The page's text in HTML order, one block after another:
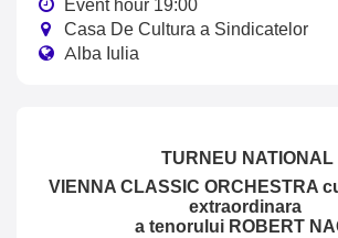
TURNEU NATIONAL
VIENNA CLASSIC ORCHESTRA
extraordinara
a tenorului ROBERT
Casa De Cultura a Sindicatelor
Alba Iulia